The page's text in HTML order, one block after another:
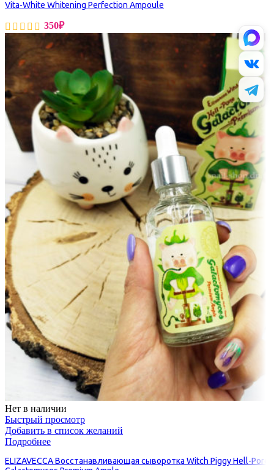
Vita-White Whitening Perfection Ampoule
350₽
Нет в наличии
Быстрый просмотр
Добавить в список желаний
Подробнее
ELIZAVECCA Восстанавливающая сыворотка Witch Piggy Hell-Pore